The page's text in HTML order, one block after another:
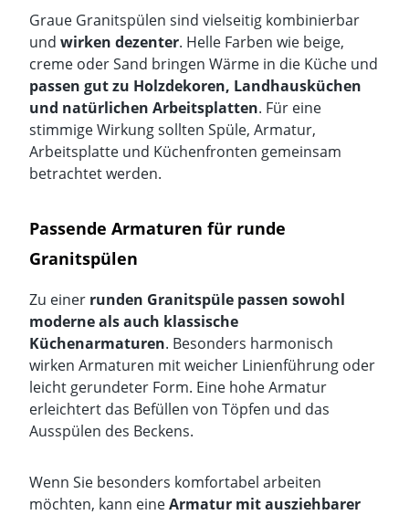
Graue Granitspülen sind vielseitig kombinierbar
und wirken dezenter. Helle Farben wie beige,
creme oder Sand bringen Wärme in die Küche und
passen gut zu Holzdekoren, Landhausküchen
und natürlichen Arbeitsplatten. Für eine
stimmige Wirkung sollten Spüle, Armatur,
Arbeitsplatte und Küchenfronten gemeinsam
betrachtet werden.
Passende Armaturen für runde
Granitspülen
Zu einer runden Granitspüle passen sowohl
moderne als auch klassische
Küchenarmaturen. Besonders harmonisch
wirken Armaturen mit weicher Linienführung oder
leicht gerundeter Form. Eine hohe Armatur
erleichtert das Befüllen von Töpfen und das
Ausspülen des Beckens.
Wenn Sie besonders komfortabel arbeiten
möchten, kann eineArmatur mit ausziehbarer